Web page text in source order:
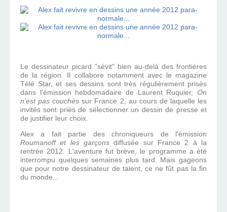
Le dessinateur picard "sévit" bien au-delà des frontières
de la région. Il collabore notamment avec le magazine
Télé Star, et ses dessins sont très régulièrement prisés
dans l'émission hebdomadaire de Laurent Ruquier, On
n'est pas couchés sur France 2, au cours de laquelle les
invités sont priés de sélectionner un dessin de presse et
de justifier leur choix.
Alex a fait partie des chroniqueurs de l'émission
Roumanoff et les garçons diffusée sur France 2 à la
rentrée 2012. L'aventure fut brève, le programme a été
interrompu quelques semaines plus tard. Mais gageons
que pour notre dessinateur de talent, ce ne fût pas la fin
du monde...